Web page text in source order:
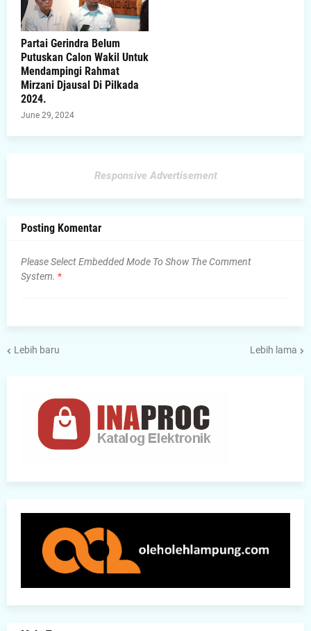
Partai Gerindra Belum
Putuskan Calon Wakil Untuk
Mendampingi Rahmat
Mirzani Djausal Di Pilkada
2024.
June 29, 2024
Responsive Advertisement
Posting Komentar
Please Select Embedded Mode To Show The Comment
System. *
Lebih baru Lebih lama